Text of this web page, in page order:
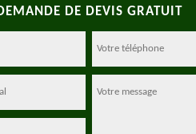
DE DEVIS GRATUIT